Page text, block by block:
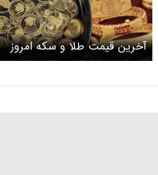
آخرین قیمت طلا و سکه امروز
دوشنبه ۲۴ فروردین ۱۴۰۵/ طلا